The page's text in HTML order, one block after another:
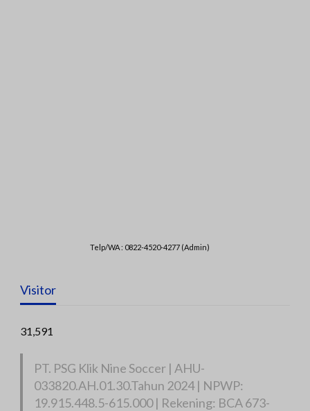
Telp/WA : 0822-4520-4277 (Admin)
Visitor
31,591
PT. PSG Klik Nine Soccer | AHU-
033820.AH.01.30.Tahun 2024 | NPWP:
19.915.448.5-615.000 | Rekening: BCA 673-